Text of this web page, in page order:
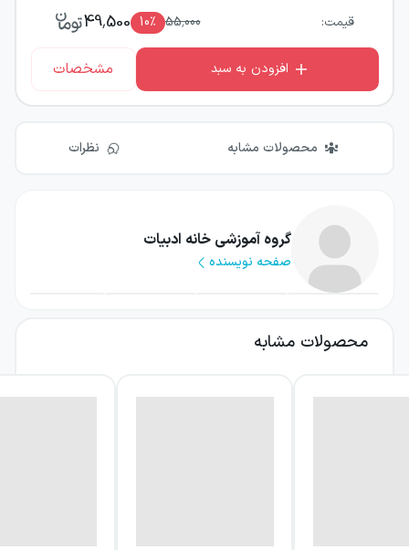
قیمت: 55,000
10٪ 49,500
افزودن به سبد مشخصات
محصولات مشابه نظرات
گروه آموزشی خانه ادبیات
صفحه نویسنده
محصولات مشابه